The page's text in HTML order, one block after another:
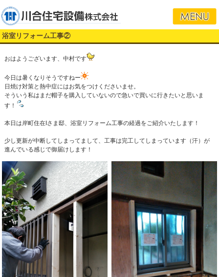
浴室リフォーム工事②
おはようございます、中村です
今日は暑くなりそうですねー
日焼け対策と熱中症にはお気をつけくださいませ。
そういう私はまだ帽子を購入していないので急いで買いに行きたいと思いま
す！
本日は岸町住在Iさま邸、浴室リフォーム工事の経過をご紹介いたします！
少し更新が中断してしまってまして、工事は完工してしまっています（汗）が
進んでいる感じで御届けします！